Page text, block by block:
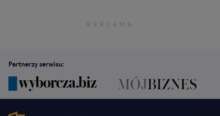
Partnerzy serwisu: